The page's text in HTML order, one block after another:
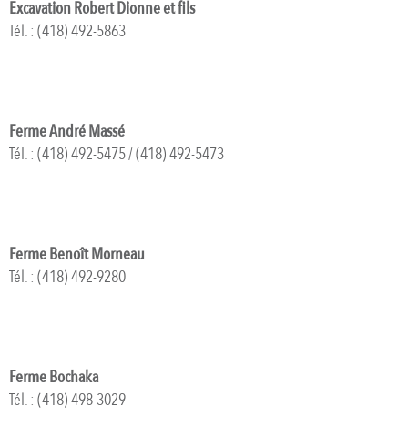
Excavation Robert Dionne et fils
Tél. : (418) 492-5863
Ferme André Massé
Tél. : (418) 492-5475 / (418) 492-5473
Ferme Benoît Morneau
Tél. : (418) 492-9280
Ferme Bochaka
Tél. : (418) 498-3029